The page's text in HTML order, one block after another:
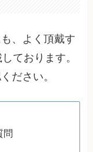
、よく頂戴す
ております。
ださい。
問